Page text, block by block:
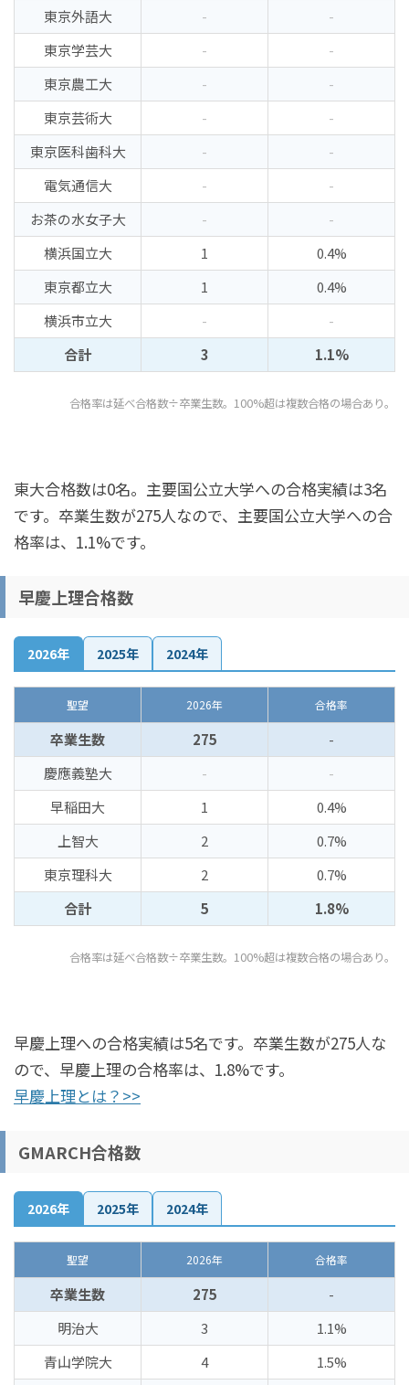
東京外語大
-
-
東京学芸大
-
-
東京農工大
-
-
東京芸術大
-
-
東京医科歯科大
-
-
電気通信大
-
-
お茶の水女子大
-
-
横浜国立大
1
0.4%
東京都立大
1
0.4%
横浜市立大
-
-
合計
3 1.1%
合格率は延べ合格数÷卒業生数。100%超は複数合格の場合あり。
東大合格数は0名。主要国公立大学への合格実績は3名
です。卒業生数が275人なので、主要国公立大学への合
格率は、1.1%です。
早慶上理合格数
2026年 2025年 2024年
聖望 2026年 合格率
卒業生数 275
-
慶應義塾大
-
-
早稲田大
1
0.4%
上智大
2
0.7%
東京理科大
2
0.7%
合計
5 1.8%
合格率は延べ合格数÷卒業生数。100%超は複数合格の場合あり。
早慶上理への合格実績は5名です。卒業生数が275人な
ので、早慶上理の合格率は、1.8%です。
早慶上理とは？>>
GMARCH合格数
2026年 2025年 2024年
聖望 2026年 合格率
卒業生数 275
-
明治大
3
1.1%
青山学院大
4
1.5%